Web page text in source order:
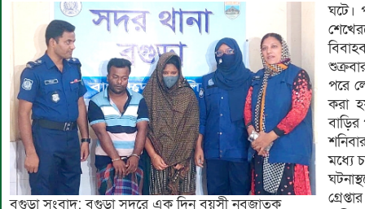
বগুড়া সংবাদ: বগুড়া সদরে এক দিন বয়সী নবজাতক
ঘটে।
পরে
করা
মধ্যে